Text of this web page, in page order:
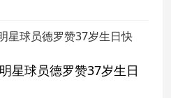
星球员德罗赞37岁生日